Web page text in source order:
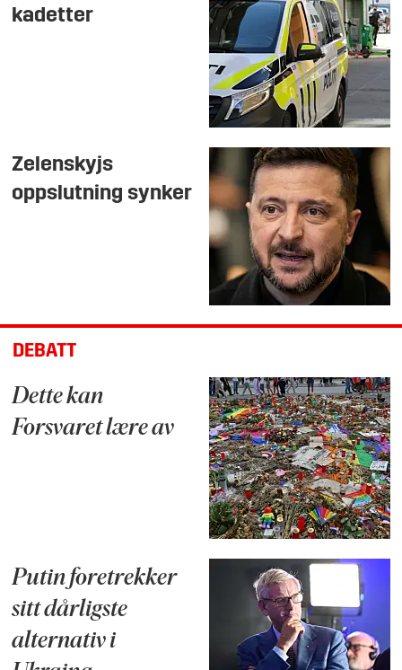
kadetter
Zelenskyjs
oppslutning synker
DEBATT
Dette kan
Forsvaret lære av
Putin foretrekker
sitt dårligste
alternativ i